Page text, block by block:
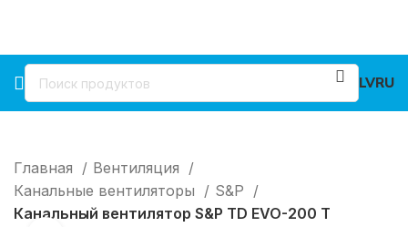
LVRU
Главная
Вентиляция
Канальные вентиляторы
S&P
Канальный вентилятор S&P TD EVO-200 T